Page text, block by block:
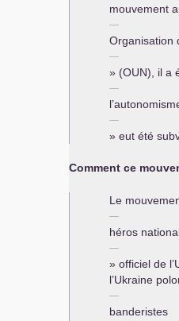
mouvement
Organisation
» (OUN), il a
» eut été
Comment ce
Le
héros
» officiel de
l’Ukraine
banderistes